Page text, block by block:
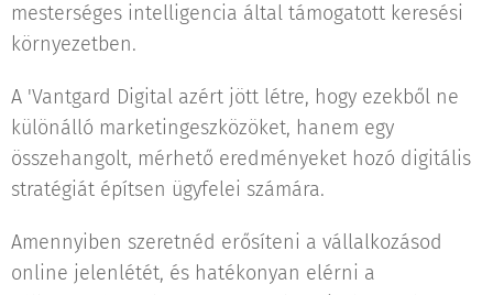
mesterséges intelligencia által támogatott keresési
környezetben.
A 'Vantgard Digital azért jött létre, hogy ezekből ne
különálló marketingeszközöket, hanem egy
összehangolt, mérhető eredményeket hozó digitális
stratégiát építsen ügyfelei számára.
Amennyiben szeretnéd erősíteni a vállalkozásod
online jelenlétét, és hatékonyan elérni a